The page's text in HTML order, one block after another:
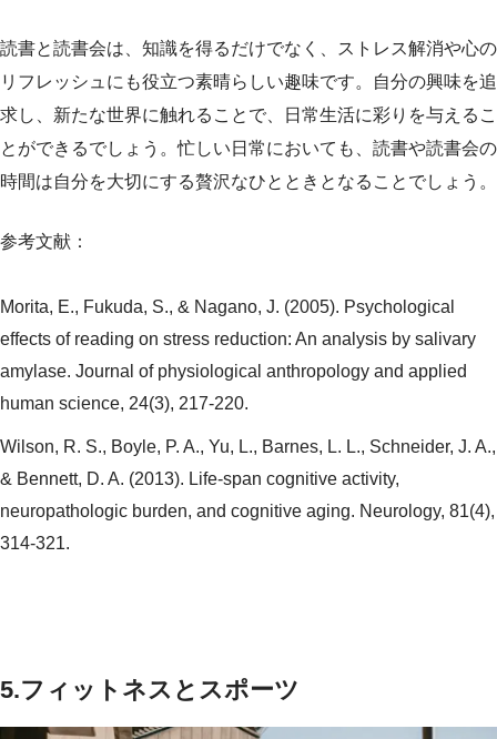
読書と読書会は、知識を得るだけでなく、ストレス解消や心の
リフレッシュにも役立つ素晴らしい趣味です。自分の興味を追
求し、新たな世界に触れることで、日常生活に彩りを与えるこ
とができるでしょう。忙しい日常においても、読書や読書会の
時間は自分を大切にする贅沢なひとときとなることでしょう。
参考文献：
Morita, E., Fukuda, S., & Nagano, J. (2005). Psychological
effects of reading on stress reduction: An analysis by salivary
amylase. Journal of physiological anthropology and applied
human science, 24(3), 217-220.
Wilson, R. S., Boyle, P. A., Yu, L., Barnes, L. L., Schneider, J. A.,
& Bennett, D. A. (2013). Life-span cognitive activity,
neuropathologic burden, and cognitive aging. Neurology, 81(4),
314-321.
5.フィットネスとスポーツ